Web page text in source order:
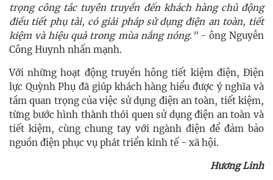
trọng công tác tuyên truyền đến khách hàng chủ động
điều tiết phụ tải, có giải pháp sử dụng điện an toàn, tiết
kiệm và hiệu quả trong mùa nắng nóng." - ông Nguyễn
Công Huynh nhấn mạnh.
Với những hoạt động truyền hông tiết kiệm điện, Điện
lực Quỳnh Phụ đã giúp khách hàng hiểu được ý nghĩa và
tầm quan trọng của việc sử dụng điện an toàn, tiết kiệm,
từng bước hình thành thói quen sử dụng điện an toàn và
tiết kiệm, cùng chung tay với ngành điện để đảm bảo
nguồn điện phục vụ phát triển kinh tế - xã hội.
Hương Linh